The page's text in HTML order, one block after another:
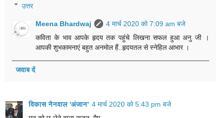
उत्तर
Meena Bhardwaj
4 मार्च 2020 को 7:09 am बजे
कविता के भाव आपके हृदय तक पहुंचे लिखना सफल हुआ अनु जी ।
आपकी शुभकामनाएं बहुत अनमोल हैं..हृदयतल से स्नेहिल आभार ।
जवाब दें
विकास नैनवाल 'अंजान' 4 मार्च 2020 को 5:43 pm बजे